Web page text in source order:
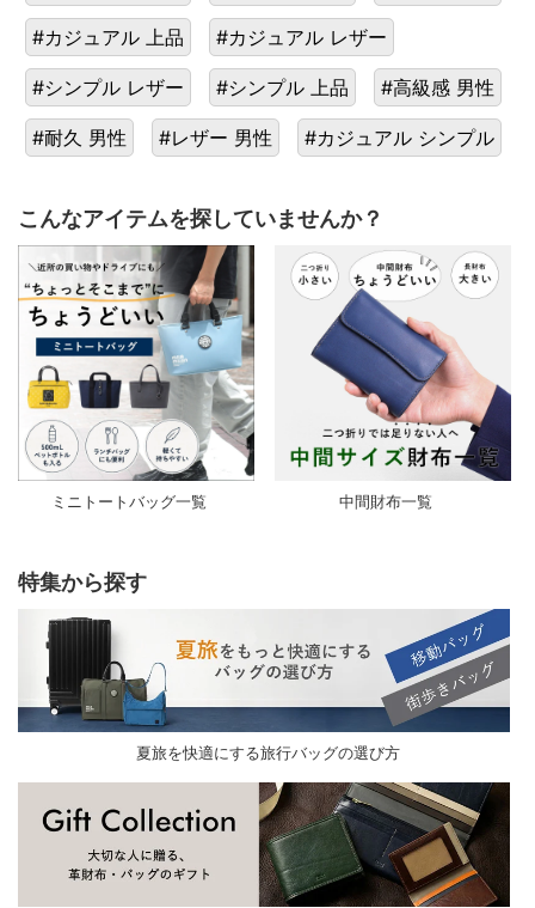
#カジュアル 上品 #カジュアル レザー
#シンプル レザー #シンプル 上品 #高級感 男性
#耐久 男性 #レザー 男性 #カジュアル シンプル
こんなアイテムを探していませんか？
ミニトートバッグ一覧 中間財布一覧
特集から探す
夏旅を快適にする旅行バッグの選び方